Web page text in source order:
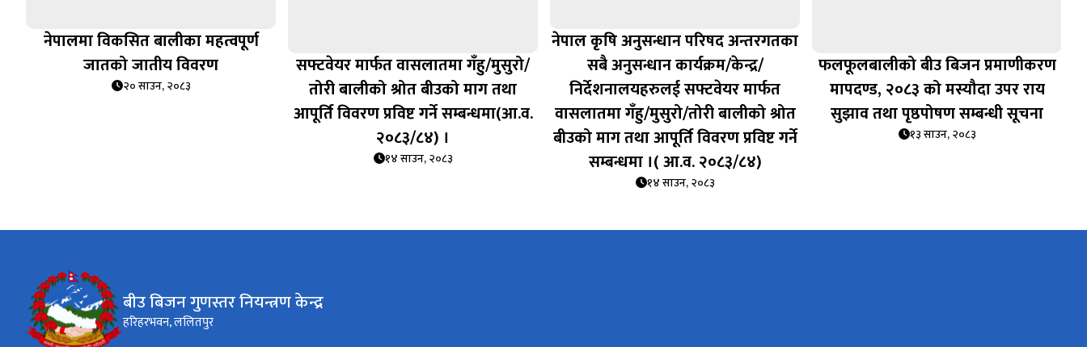
नेपालमा विकसित बालीका महत्वपूर्ण
जातको जातीय विवरण
२० साउन, २०८३
सफ्टवेयर मार्फत वासलातमा गँहु/मुसुरो/
तोरी बालीको श्रोत बीउको माग तथा
आपूर्ति विवरण प्रविष्ट गर्ने सम्बन्धमा(आ.व.
२०८३/८४) ।
१४ साउन, २०८३
नेपाल कृषि अनुसन्धान परिषद अन्तरगतका
सबै अनुसन्धान कार्यक्रम/केन्द्र/
निर्देशनालयहरुलई सफ्टवेयर मार्फत
वासलातमा गँहु/मुसुरो/तोरी बालीको श्रोत
बीउको माग तथा आपूर्ति विवरण प्रविष्ट गर्ने
सम्बन्धमा ।( आ.व. २०८३/८४)
१४ साउन, २०८३
फलफूलबालीको बीउ बिजन प्रमाणीकरण
मापदण्ड, २०८३ को मस्यौदा उपर राय
सुझाव तथा पृष्ठपोषण सम्बन्धी सूचना
१३ साउन, २०८३
बीउ बिजन गुणस्तर नियन्त्रण केन्द्र
हरिहरभवन, ललितपुर